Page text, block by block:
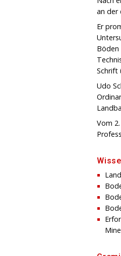
an der
Er
Böden
Schrift
Udo
Vom